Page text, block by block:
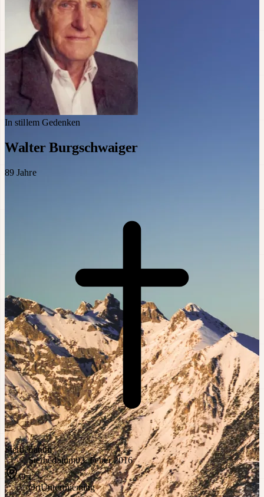
In stillem Gedenken
Walter Burgschwaiger
89 Jahre
Sterbedatum
Sterbedatum03. Feber 2016
Ort
OrtUntermieming